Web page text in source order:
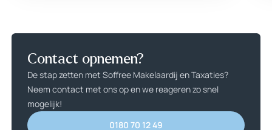
Contact opnemen?
De stap zetten met Soffree Makelaardij en Taxaties?
Neem contact met ons op en we reageren zo snel
mogelijk!
0180 70 12 49